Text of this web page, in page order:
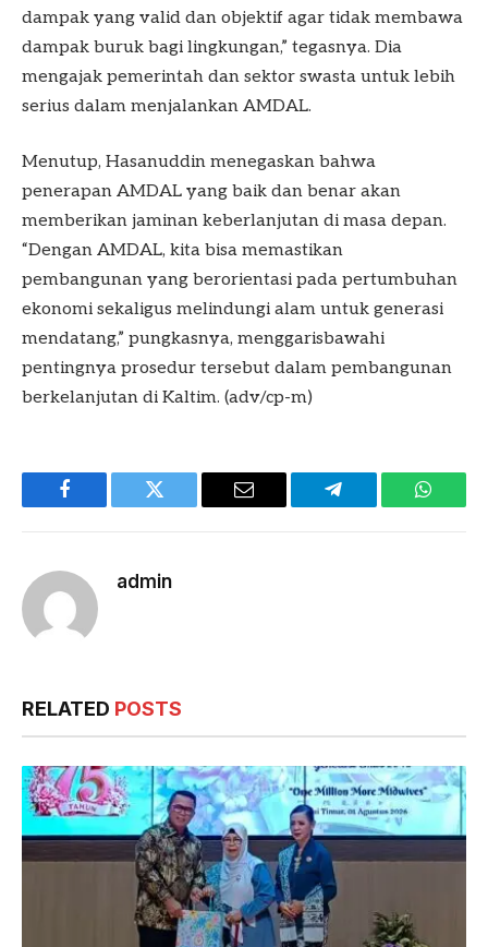
dampak yang valid dan objektif agar tidak membawa
dampak buruk bagi lingkungan,” tegasnya. Dia
mengajak pemerintah dan sektor swasta untuk lebih
serius dalam menjalankan AMDAL.
Menutup, Hasanuddin menegaskan bahwa
penerapan AMDAL yang baik dan benar akan
memberikan jaminan keberlanjutan di masa depan.
“Dengan AMDAL, kita bisa memastikan
pembangunan yang berorientasi pada pertumbuhan
ekonomi sekaligus melindungi alam untuk generasi
mendatang,” pungkasnya, menggarisbawahi
pentingnya prosedur tersebut dalam pembangunan
berkelanjutan di Kaltim. (adv/cp-m)
Facebook Twitter Email Telegram
admin
RELATED POSTS